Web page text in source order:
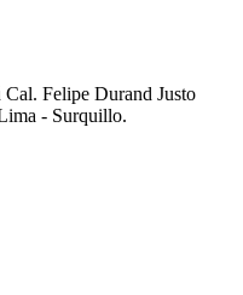
Felipe Durand Justo
- Surquillo.